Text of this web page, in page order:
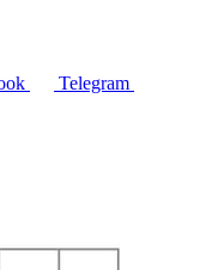
Perubahan Iklim